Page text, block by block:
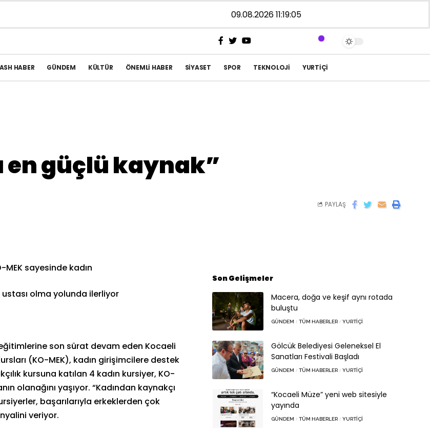
09.08.2026 11:19:05
HABER GÜNDEM KÜLTÜR ÖNEMLI HABER SIYASET SPOR TEKNOLOJI YURTIÇI
en güçlü kaynak”
PAYLAŞ
MEK sayesinde kadın
ustası olma yolunda ilerliyor
son sürat devam eden Kocaeli
(KO-MEK), kadın girişimcilere destek
kursuna katılan 4 kadın kursiyer, KO-
olanağını yaşıyor. “Kadından kaynakçı
başarılarıyla erkeklerden çok
veriyor.
Son Gelişmeler
Macera, doğa ve keşif aynı rotada
buluştu
GÜNDEM TÜM HABERLER YURTIÇI
Gölcük Belediyesi Geleneksel El
Sanatları Festivali Başladı
GÜNDEM TÜM HABERLER YURTIÇI
“Kocaeli Müze” yeni web sitesiyle
yayında
GÜNDEM TÜM HABERLER YURTIÇI